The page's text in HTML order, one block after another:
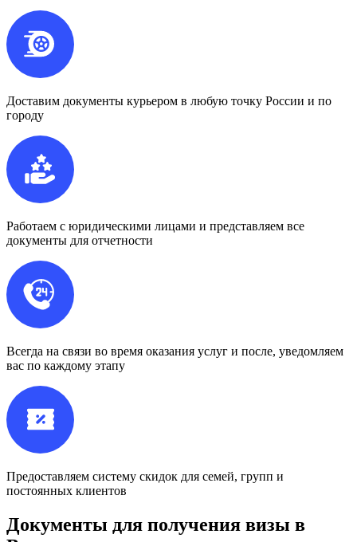
Доставим документы курьером в любую точку России и по
городу
Работаем с юридическими лицами и представляем все
документы для отчетности
Всегда на связи во время оказания услуг и после, уведомляем
вас по каждому этапу
Предоставляем систему скидок для семей, групп и
постоянных клиентов
Документы для получения визы в